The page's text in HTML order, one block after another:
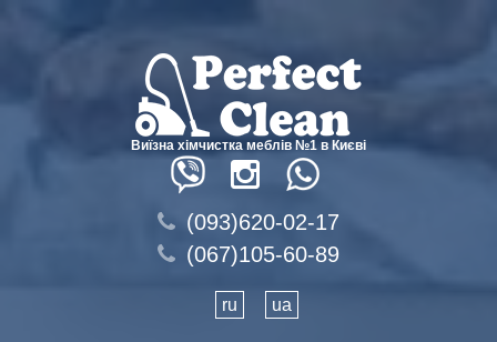
Виїзна хімчистка меблів №1 в Києві
(093)620-02-17
(067)105-60-89
ru ua